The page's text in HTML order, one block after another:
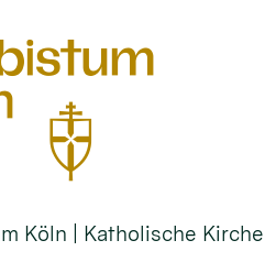
Köln | Katholische Kirche